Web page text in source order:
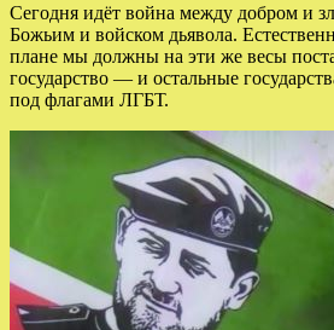
Сегодня идёт война между добром и
Божьим и войском дьявола.
плане мы должны на эти же весы
государство — и остальные
под флагами ЛГБТ.